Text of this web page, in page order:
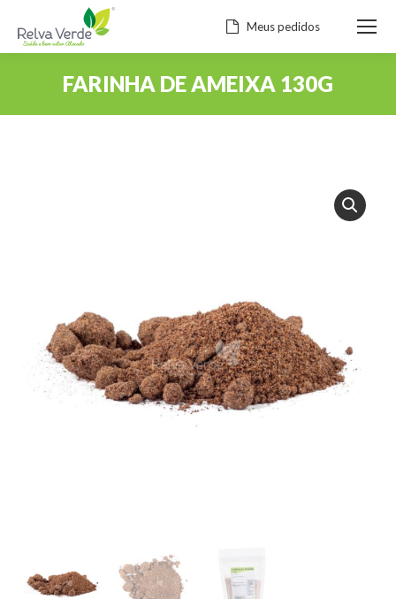
Meus pedidos
FARINHA DE AMEIXA 130G